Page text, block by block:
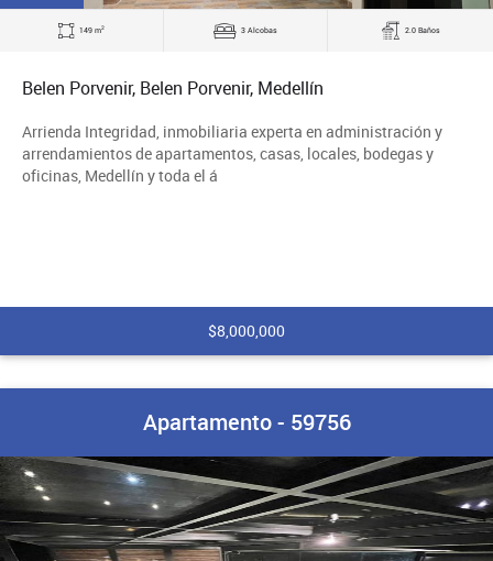
149 m2 3 Alcobas 2.0 Baños
Belen Porvenir, Belen Porvenir, Medellín
Arrienda Integridad, inmobiliaria experta en administración y
arrendamientos de apartamentos, casas, locales, bodegas y
oficinas, Medellín y toda el á
$8,000,000
Apartamento - 59756